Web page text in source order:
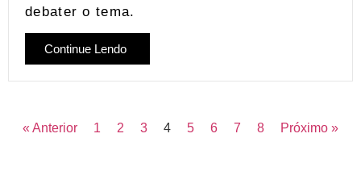
debater o tema.
Continue Lendo
« Anterior 1 2 3 4 5 6 7 8 Próximo »